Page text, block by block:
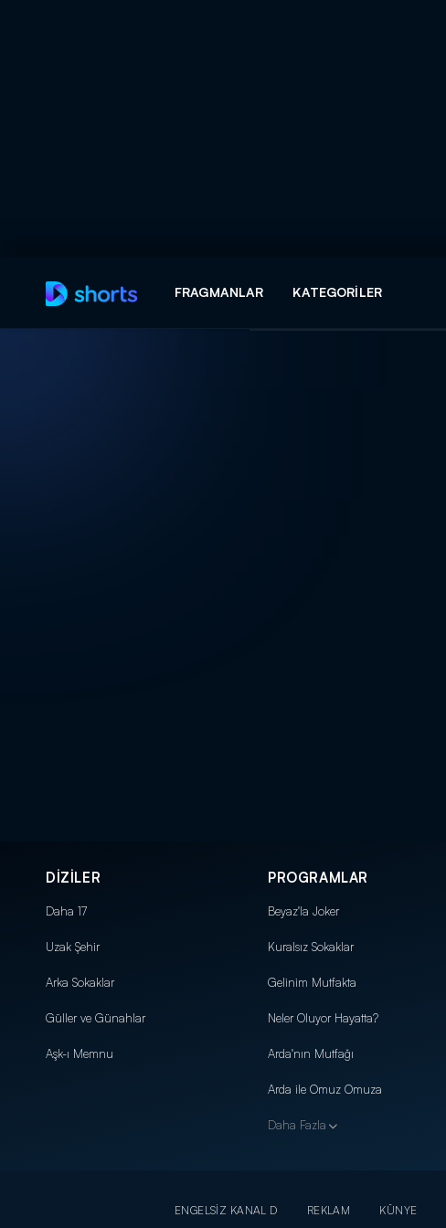
FRAGMANLAR KATEGORILER
DİZİLER
Daha 17
Uzak Şehir
Arka Sokaklar
Güller ve Günahlar
Aşk-ı Memnu
PROGRAMLAR
Beyaz'la Joker
Kuralsız Sokaklar
Gelinim Mutfakta
Neler Oluyor Hayatta?
Arda'nın Mutfağı
Arda ile Omuz Omuza
Daha Fazla
ENGELSİZ KANAL D REKLAM KÜNYE